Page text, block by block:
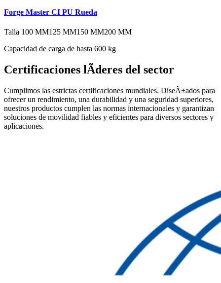
Forge Master CI PU Rueda
Talla 100 MM125 MM150 MM200 MM
Capacidad de carga de hasta 600 kg
Certificaciones lÃ­deres del sector
Cumplimos las estrictas certificaciones mundiales. DiseÃ±ados para
ofrecer un rendimiento, una durabilidad y una seguridad superiores,
nuestros productos cumplen las normas internacionales y garantizan
soluciones de movilidad fiables y eficientes para diversos sectores y
aplicaciones.